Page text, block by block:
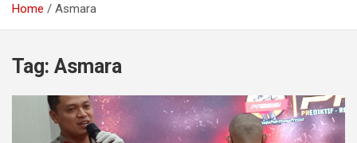
Home Asmara
Tag: Asmara